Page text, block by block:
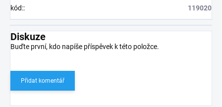
kód:: 119020
Diskuze
Buďte první, kdo napíše příspěvek k této položce.
Přidat komentář